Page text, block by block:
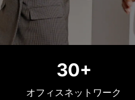
30+
オフィスネットワーク